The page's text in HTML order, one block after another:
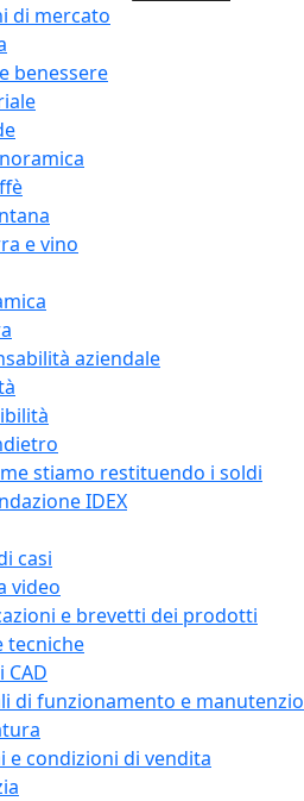
di mercato
benessere
e vino
aziendale
stiamo restituendo i soldi
IDEX
casi
video
e brevetti dei prodotti
tecniche
CAD
di funzionamento e
e condizioni di vendita